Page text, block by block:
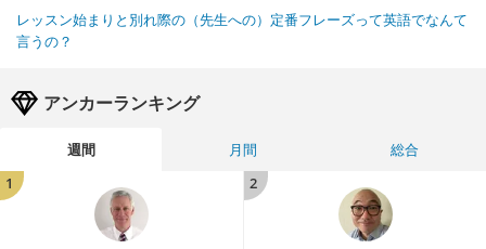
レッスン始まりと別れ際の（先生への）定番フレーズって英語でなんて
言うの？
アンカーランキング
週間 月間
総合
1
2